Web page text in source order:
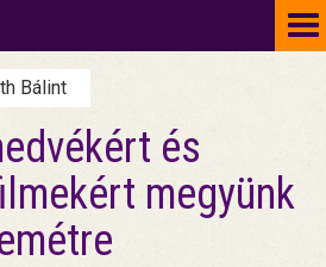
Bálint
és
megyünk